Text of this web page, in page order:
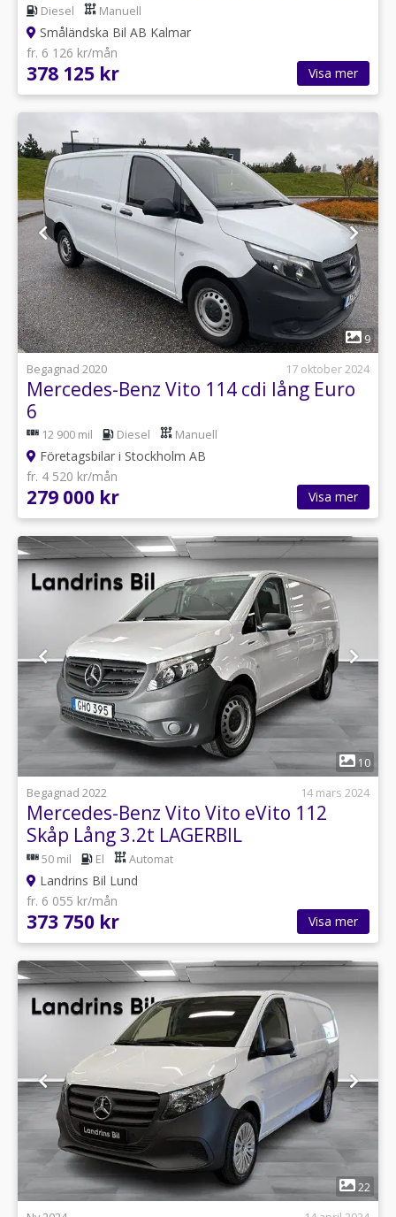
Diesel Manuell
Småländska Bil AB Kalmar
fr. 6 126 kr/mån
378 125 kr Visa mer
1
9
Begagnad 2020
17 oktober 2024
Mercedes-Benz Vito 114 cdi lång Euro
6
12 900 mil Diesel Manuell
Företagsbilar i Stockholm AB
fr. 4 520 kr/mån
279 000 kr Visa mer
1
10
Begagnad 2022
14 mars 2024
Mercedes-Benz Vito Vito eVito 112
Skåp Lång 3.2t LAGERBIL
50 mil El Automat
Landrins Bil Lund
fr. 6 055 kr/mån
373 750 kr Visa mer
22